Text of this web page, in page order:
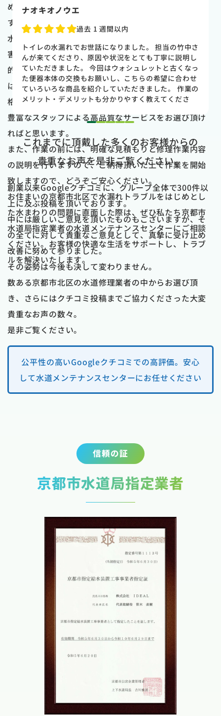
め、お客様のご要望に最適な解決策をご提供致しま
す。
水漏れに関しては、できる限り迅速な初期対応で、被
害を最小限に止めることが重要になり、そのためには
的確な状況把握と最適なアプローチが必須です。弊社
は、京都市水道局指定業者として、高い技術を適正価
格でお届けし、お喜び頂いておりますので、是非経験
豊富なスタッフによる高品質なサービスをお選び頂け
ればと思います。
また、作業の前には、明確な見積もりと修理作業内容
の説明を行いますので、ご納得頂いた上で作業を開始
致しますので、どうぞご安心ください。
お住まいの京都市北区で水漏れトラブルをはじめとし
た水まわりの問題に直面した際は、ぜひ私たち京都市
水道局指定業者の水道メンテナンスセンターにご相談
ください。お客様の快適な生活をサポートし、トラブ
ルを解決いたします。
naoki higasi
1 か月前
トイレの水漏れがあり来ていただきました。水漏れ箇
所もすぐに判明しました。10数年使用していた一体型
のトイレだった為使いやすさ等しっかりと説明してい
ただき交換する事になりました。正直痛い出費でした
が発見が早かったので壁や床の工事を考えるとまだ費
用は抑えれました。今回担当して頂いた竹中さんは人
た。 今回は2階のトイレでしたが、1階のトイレも修
理が必要になった時はまたお願いしたいと思いまし
た。
1 2 3 4 5
これまでに頂戴した多くのお客様からの
貴重なお声を是非ご覧ください。
創業以来Googleクチコミに、グループ全体で300件以
上に及ぶ投稿を頂いております。
中には厳しいご意見を頂いたものもございますが、そ
の全てに対して貴重なご意見として、真摯に受け止め
改善に努めて参りました。
その姿勢は今後も決して変わりません。
数ある京都市北区の水道修理業者の中からお選び頂
き、さらにはクチコミ投稿までご協力くださった大変
貴重なお声の数々。
是非ご覧ください。
公平性の高いGoogleクチコミでの高評価。安心
して水道メンテナンスセンターにお任せください
信頼の証
京都市水道局指定業者